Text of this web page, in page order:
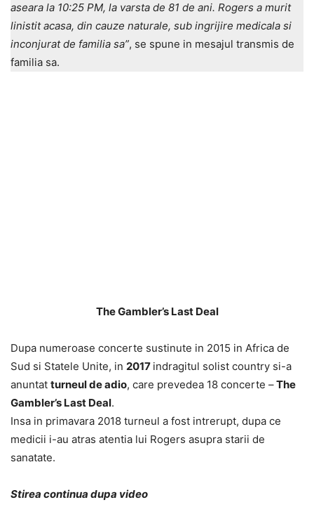
aseara la 10:25 PM, la varsta de 81 de ani. Rogers a murit
linistit acasa, din cauze naturale, sub ingrijire medicala si
inconjurat de familia sa”, se spune in mesajul transmis de
familia sa.
The Gambler’s Last Deal
Dupa numeroase concerte sustinute in 2015 in Africa de
Sud si Statele Unite, in 2017 indragitul solist country si-a
anuntat turneul de adio, care prevedea 18 concerte –The
Gambler’s Last Deal.
Insa in primavara 2018 turneul a fost intrerupt, dupa ce
medicii i-au atras atentia lui Rogers asupra starii de
sanatate.
Stirea continua dupa video